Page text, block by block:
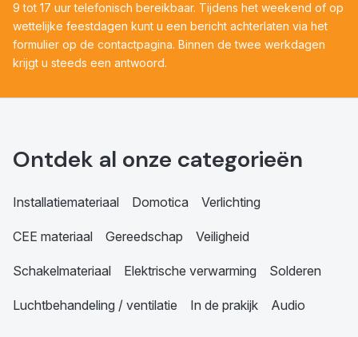
9 tot 17 uur telefonisch bereikbaar. Tijdens het weekend of op
wettelijke feestdagen kunt u een bericht achterlaten via het
formulier op de contactpagina. Binnen de twee werkdagen
krijgt u steeds een antwoord.
Ontdek al onze categorieën
Installatiemateriaal Domotica Verlichting
CEE materiaal Gereedschap Veiligheid
Schakelmateriaal Elektrische verwarming Solderen
Luchtbehandeling / ventilatie In de prakijk Audio